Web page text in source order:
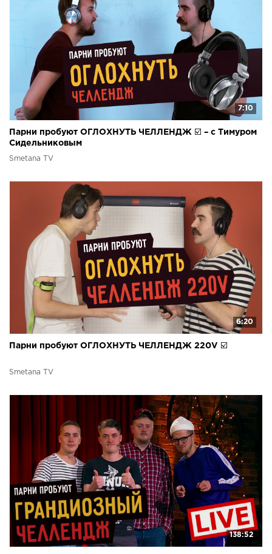
7:10
Парни пробуют ОГЛОХНУТЬ ЧЕЛЛЕНДЖ ☑️ – с Тимуром
Сидельниковым
Smetana TV
6:20
Парни пробуют ОГЛОХНУТЬ ЧЕЛЛЕНДЖ 220V ☑️
Smetana TV
138:52